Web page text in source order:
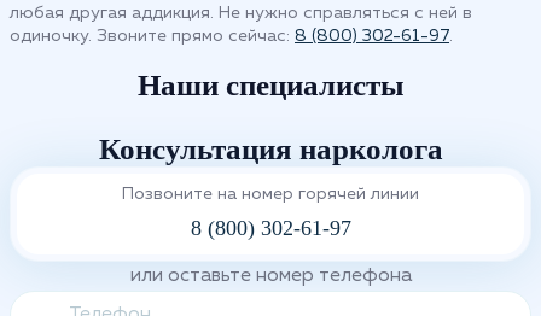
любая другая аддикция. Не нужно справляться с ней в
одиночку. Звоните прямо сейчас: 8 (800) 302-61-97.
Наши специалисты
Консультация нарколога
Позвоните на номер горячей линии
8 (800) 302-61-97
или оставьте номер телефона